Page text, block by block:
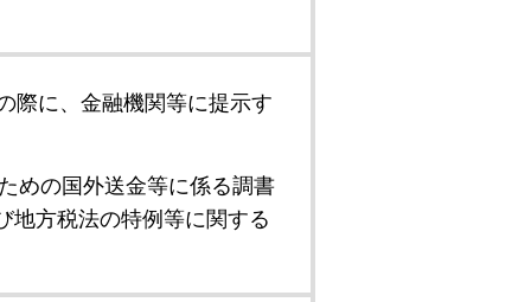
際に、金融機関等に提示す
めの国外送金等に係る調書
地方税法の特例等に関する